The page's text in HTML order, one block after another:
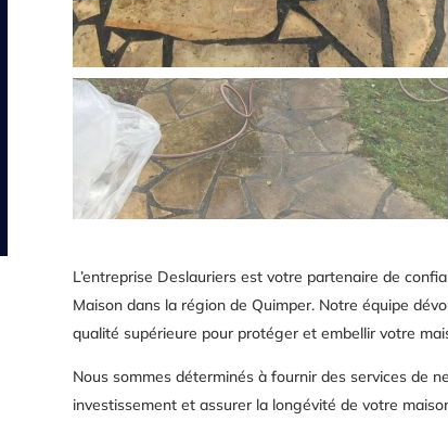
L’entreprise Deslauriers est votre partenaire de
Maison dans la région de Quimper. Notre équipe
qualité supérieure pour protéger et embellir votre
Nous sommes déterminés à fournir des services de
investissement et assurer la longévité de votre